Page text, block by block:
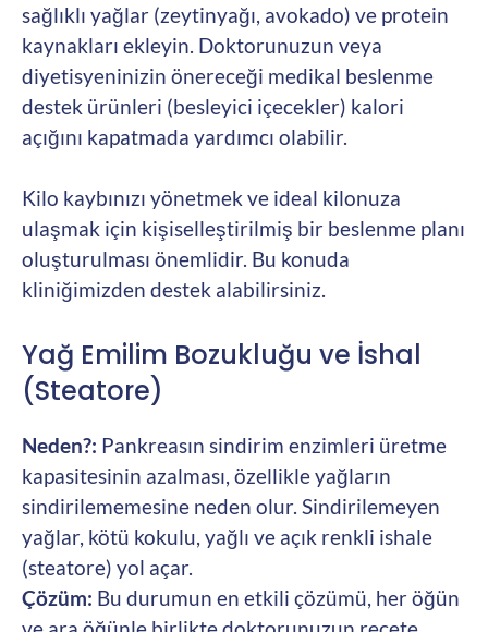
sağlıklı yağlar (zeytinyağı, avokado) ve protein
kaynakları ekleyin. Doktorunuzun veya
diyetisyeninizin önereceği medikal beslenme
destek ürünleri (besleyici içecekler) kalori
açığını kapatmada yardımcı olabilir.
Kilo kaybınızı yönetmek ve ideal kilonuza
ulaşmak için kişiselleştirilmiş bir beslenme planı
oluşturulması önemlidir. Bu konuda
kliniğimizden destek alabilirsiniz.
Yağ Emilim Bozukluğu ve İshal
(Steatore)
Neden?: Pankreasın sindirim enzimleri üretme
kapasitesinin azalması, özellikle yağların
sindirilememesine neden olur. Sindirilemeyen
yağlar, kötü kokulu, yağlı ve açık renkli ishale
(steatore) yol açar.
Çözüm: Bu durumun en etkili çözümü, her öğün